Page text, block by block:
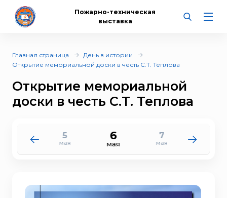
Пожарно-техническая
выставка
Главная страница
День в истории
Открытие мемориальной доски в честь С.Т. Теплова
Открытие мемориальной
доски в честь С.Т. Теплова
5
мая
6
мая
7
мая